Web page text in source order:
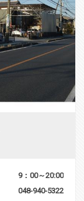
9：00～20:00
048-940-5322